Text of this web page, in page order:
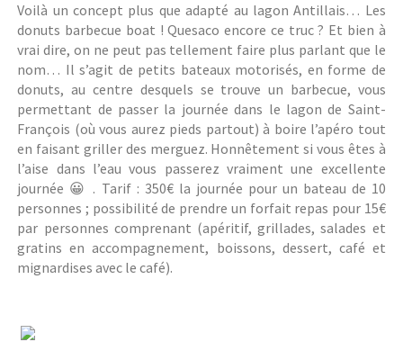
Voilà un concept plus que adapté au lagon Antillais… Les
donuts barbecue boat ! Quesaco encore ce truc ? Et bien à
vrai dire, on ne peut pas tellement faire plus parlant que le
nom… Il s’agit de petits bateaux motorisés, en forme de
donuts, au centre desquels se trouve un barbecue, vous
permettant de passer la journée dans le lagon de Saint-
François (où vous aurez pieds partout) à boire l’apéro tout
en faisant griller des merguez. Honnêtement si vous êtes à
l’aise dans l’eau vous passerez vraiment une excellente
journée 😀 . Tarif : 350€ la journée pour un bateau de 10
personnes ; possibilité de prendre un forfait repas pour 15€
par personnes comprenant (apéritif, grillades, salades et
gratins en accompagnement, boissons, dessert, café et
mignardises avec le café).